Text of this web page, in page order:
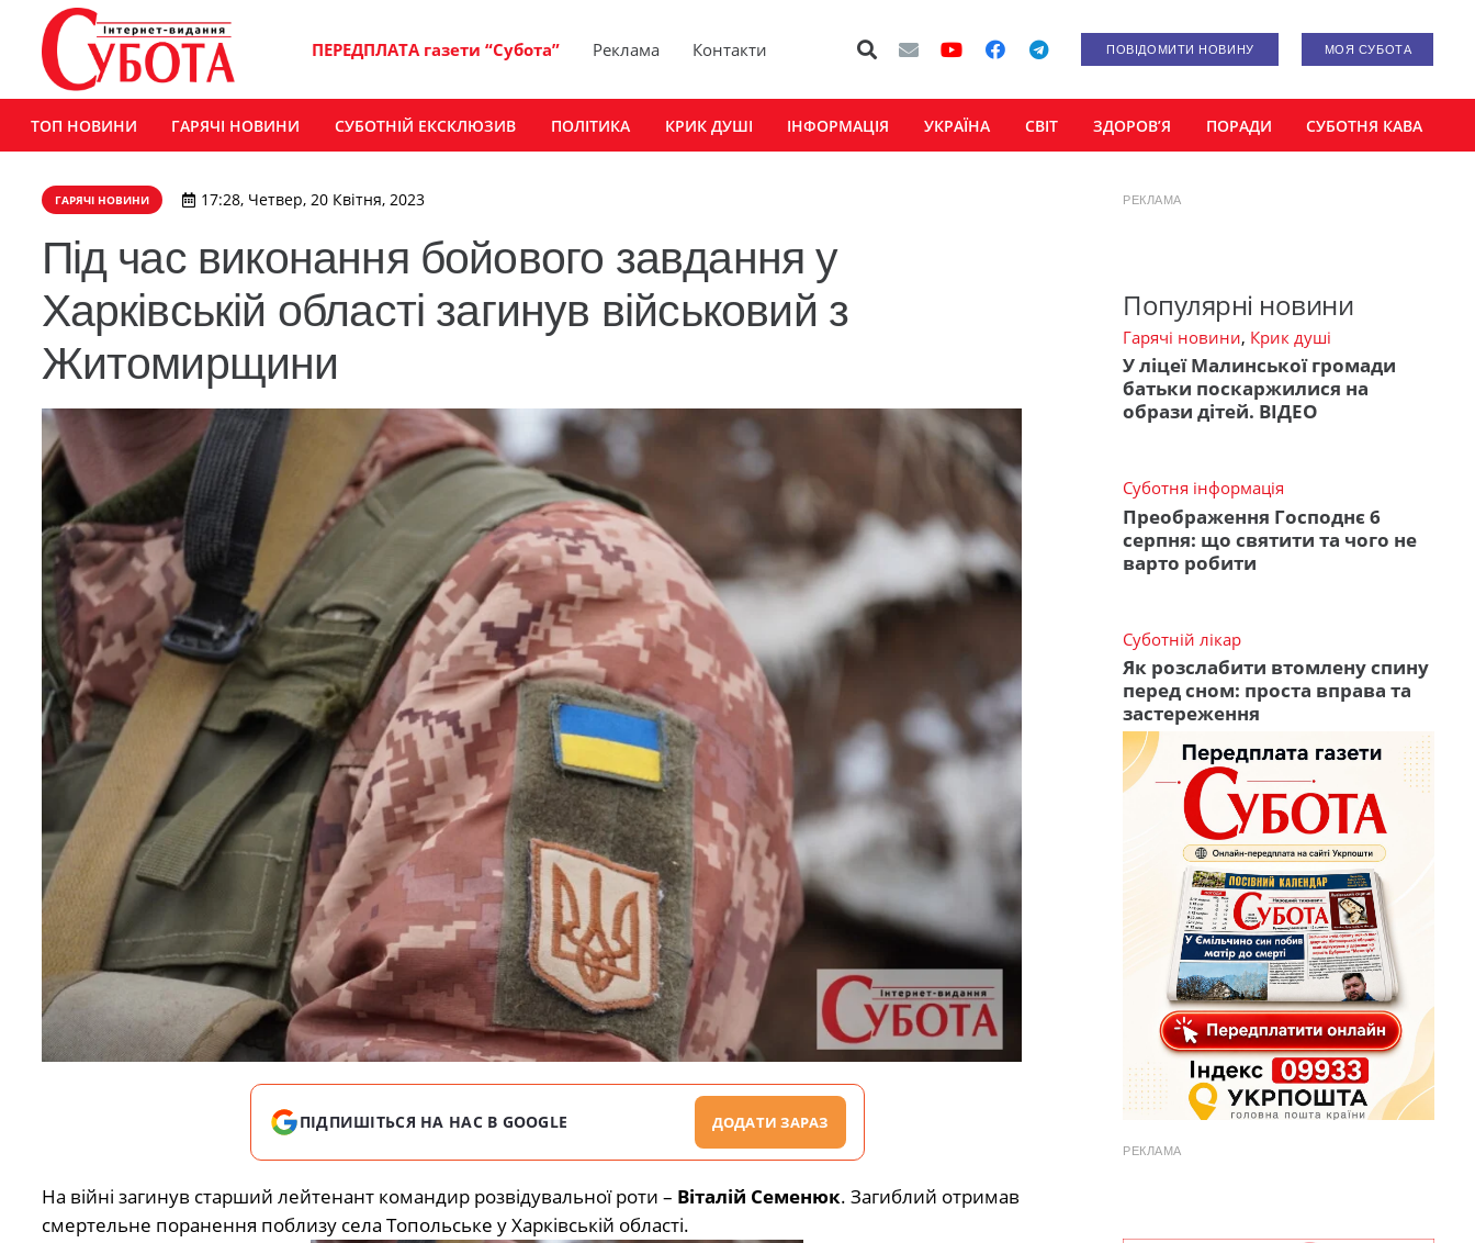
ПЕРЕДПЛАТА газети “Субота” Реклама Контакти ПОВІДОМИТИ НОВИНУ МОЯ СУБОТА
ТОП НОВИНИ ГАРЯЧІ НОВИНИ СУБОТНІЙ ЕКСКЛЮЗИВ ПОЛІТИКА КРИК ДУШІ ІНФОРМАЦІЯ УКРАЇНА СВІТ ЗДОРОВ’Я ПОРАДИ СУБОТНЯ КАВА
ГАРЯЧІ НОВИНИ 17:28, Четвер, 20 Квітня, 2023
Під час виконання бойового завдання у
Харківській області загинув військовий з
Житомирщини
ПІДПИШІТЬСЯ НА НАС В GOOGLE ДОДАТИ ЗАРАЗ
На війні загинув старший лейтенант командир розвідувальної роти – Віталій Семенюк. Загиблий отримав
смертельне поранення поблизу села Топольське у Харківській області.
РЕКЛАМА
Популярні новини
Гарячі новини, Крик душі
У ліцеї Малинської громади
батьки поскаржилися на
образи дітей. ВІДЕО
Суботня інформація
Преображення Господнє 6
серпня: що святити та чого не
варто робити
Суботній лікар
Як розслабити втомлену спину
перед сном: проста вправа та
застереження
РЕКЛАМА